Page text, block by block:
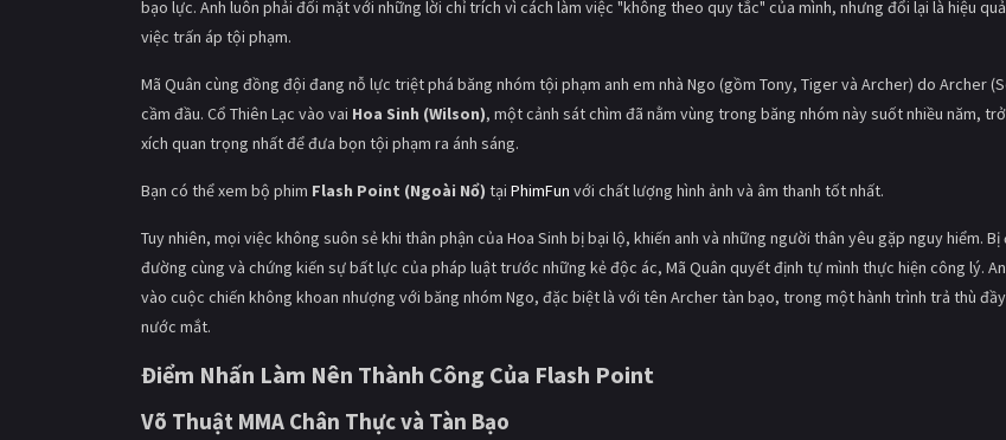
bạo lực. Anh luôn phải đối mặt với những lời chỉ trích vì cách làm việc "không theo quy tắc" của mình, nhưng đổi lại là hiệu
việc trấn áp tội phạm.
Mã Quân cùng đồng đội đang nỗ lực triệt phá băng nhóm tội phạm anh em nhà Ngo (gồm Tony, Tiger và Archer) do Archer
cầm đầu. Cổ Thiên Lạc vào vai Hoa Sinh (Wilson), một cảnh sát chìm đã nằm vùng trong băng nhóm này suốt nhiều năm,
xích quan trọng nhất để đưa bọn tội phạm ra ánh sáng.
Bạn có thể xem bộ phim Flash Point (Ngoài Nổ) tại PhimFun với chất lượng hình ảnh và âm thanh tốt nhất.
Tuy nhiên, mọi việc không suôn sẻ khi thân phận của Hoa Sinh bị bại lộ, khiến anh và những người thân yêu gặp nguy hiểm. Bị
đường cùng và chứng kiến sự bất lực của pháp luật trước những kẻ độc ác, Mã Quân quyết định tự mình thực hiện công lý.
vào cuộc chiến không khoan nhượng với băng nhóm Ngo, đặc biệt là với tên Archer tàn bạo, trong một hành trình trả thù
nước mắt.
Điểm Nhấn Làm Nên Thành Công Của Flash Point
Võ Thuật MMA Chân Thực và Tàn Bạo